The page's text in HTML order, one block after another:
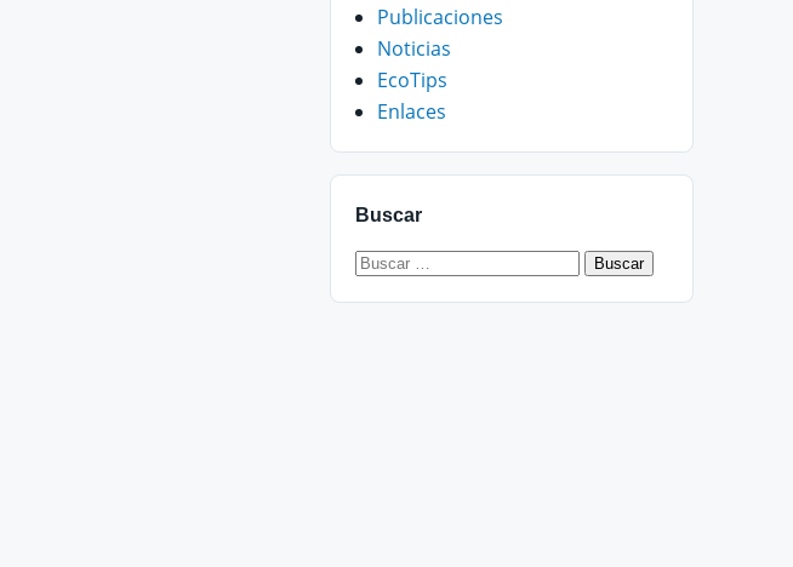
Publicaciones
Noticias
EcoTips
Enlaces
Buscar
Buscar: